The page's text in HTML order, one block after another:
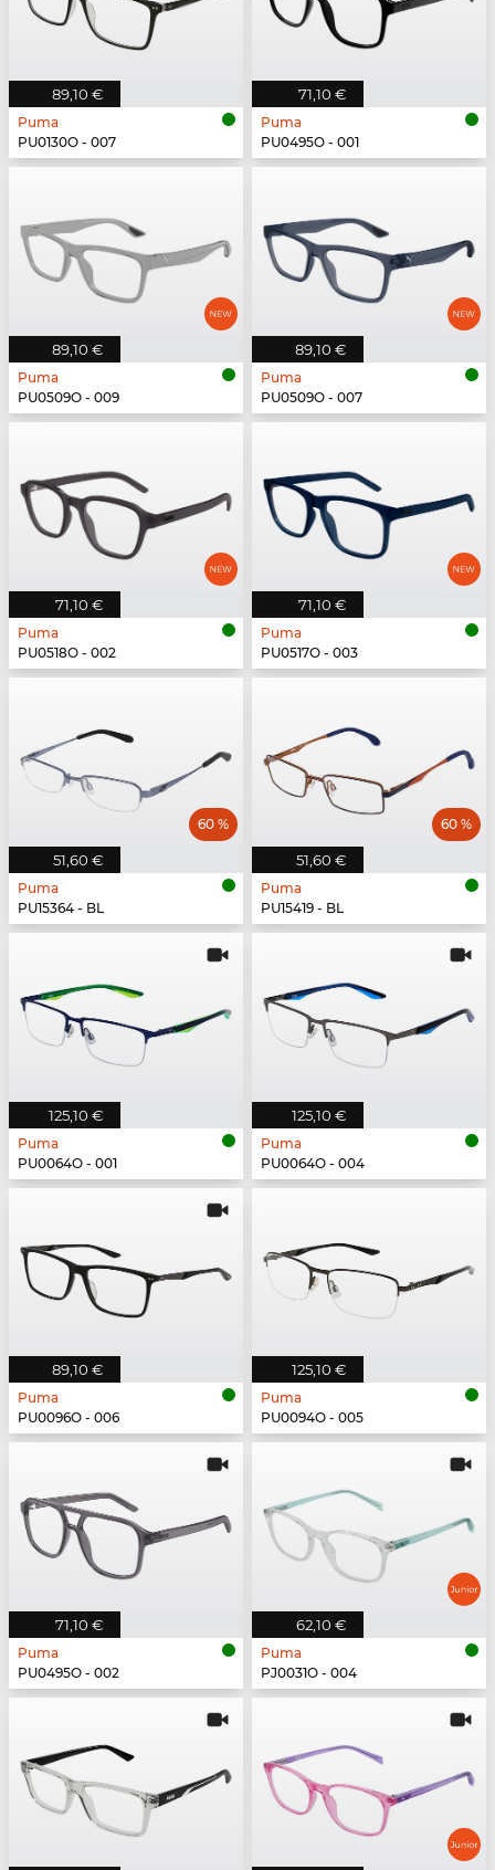
89,10 €
Puma
PU0130O - 007
71,10 €
Puma
PU0495O - 001
89,10 €
Puma
PU0509O - 009
89,10 €
Puma
PU0509O - 007
71,10 €
Puma
PU0518O - 002
71,10 €
Puma
PU0517O - 003
51,60 €
60 %
Puma
PU15364 - BL
51,60 €
60 %
Puma
PU15419 - BL
125,10 €
Puma
PU0064O - 001
125,10 €
Puma
PU0064O - 004
89,10 €
Puma
PU0096O - 006
125,10 €
Puma
PU0094O - 005
71,10 €
Puma
PU0495O - 002
62,10 €
Puma
PJ0031O - 004